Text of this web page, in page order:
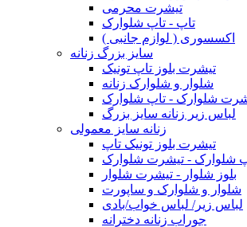
تیشرت محرمی
تاپ - تاپ شلوارک
اکسسوری ( لوازم جانبی )
سایز بزرگ زنانه
تیشرت بلوز تاپ تونیک
شلوار و شلوارک زنانه
شلوارک - تاپ شلوارک
لباس زیر زنانه سایز بزرگ
زنانه سایز معمولی
تیشرت بلوز تونیک تاپ
شلوارک - تیشرت شلوارک
بلوز شلوار - تیشرت شلوار
شلوار و شلوارک و ساپورت
لباس زیر/ لباس خواب/بادی
جوراب زنانه دخترانه